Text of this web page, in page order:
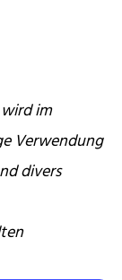
im
Verwendung
divers